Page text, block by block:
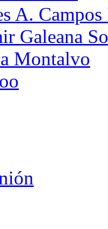
A.
Galeana
Montalvo